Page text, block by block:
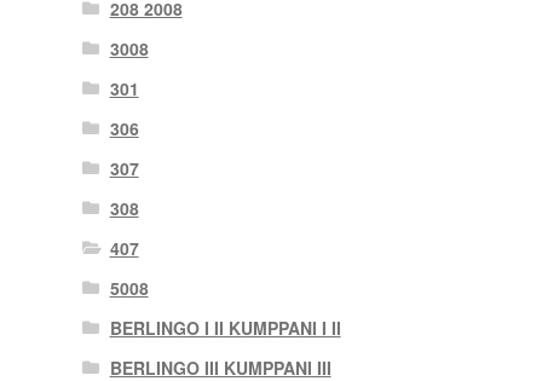
208 2008
3008
301
306
307
308
407
5008
BERLINGO I II KUMPPANI I II
BERLINGO III KUMPPANI III